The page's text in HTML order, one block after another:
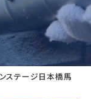
ステージ日本橋馬